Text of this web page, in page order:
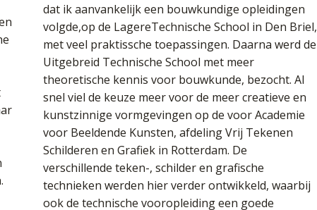
dat ik aanvankelijk een bouwkundige opleidingen
volgde,op de LagereTechnische School in Den Briel,
met veel praktissche toepassingen. Daarna werd de
Uitgebreid Technische School met meer
theoretische kennis voor bouwkunde, bezocht. Al
snel viel de keuze meer voor de meer creatieve en
kunstzinnige vormgevingen op de voor Academie
voor Beeldende Kunsten, afdeling Vrij Tekenen
Schilderen en Grafiek in Rotterdam. De
verschillende teken-, schilder en grafische
technieken werden hier verder ontwikkeld, waarbij
ook de technische vooropleiding een goede